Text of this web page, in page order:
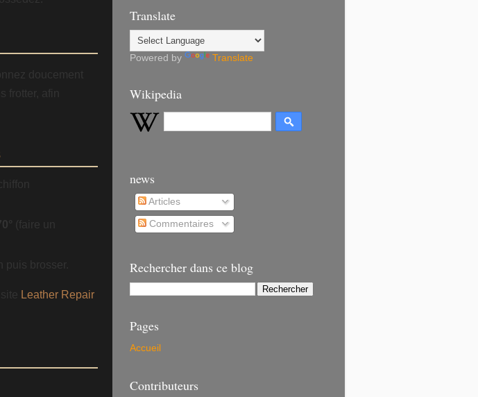
doucement
frotter, afin
(faire un
brosser.
Leather Repair
Translate
Powered by Translate
Wikipedia
news
Articles
Commentaires
Rechercher dans ce blog
Pages
Accueil
Contributeurs